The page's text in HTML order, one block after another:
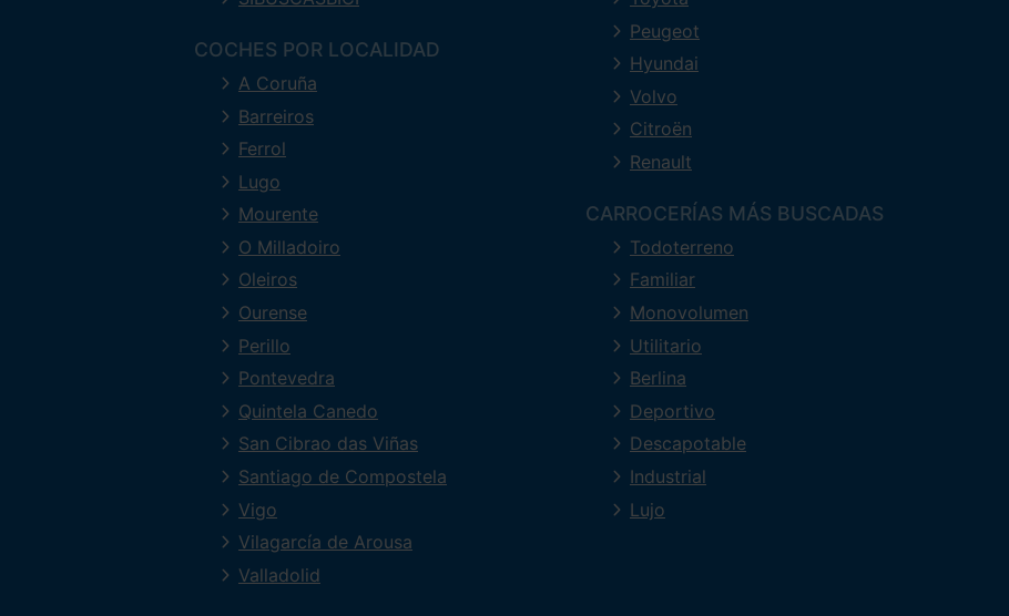
COCHES POR LOCALIDAD
A Coruña
Barreiros
Ferrol
Lugo
Mourente
O Milladoiro
Oleiros
Ourense
Perillo
Pontevedra
Quintela Canedo
San Cibrao das Viñas
Santiago de Compostela
Vigo
Vilagarcía de Arousa
Valladolid
Peugeot
Hyundai
Volvo
Citroën
Renault
CARROCERÍAS MÁS BUSCADAS
Todoterreno
Familiar
Monovolumen
Utilitario
Berlina
Deportivo
Descapotable
Industrial
Lujo